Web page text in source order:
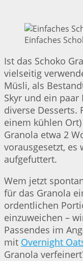
Einfaches
Ist das Schoko
vielseitig
Müsli, als
Skyr und ein
diverse Desserts.
einem kühlen
Granola etwa 2
vorausgesetzt,
aufgefuttert.
Wem jetzt
für das Granola
ordentlichen
einzuweichen –
Passendes im
mit Overnight
Granola